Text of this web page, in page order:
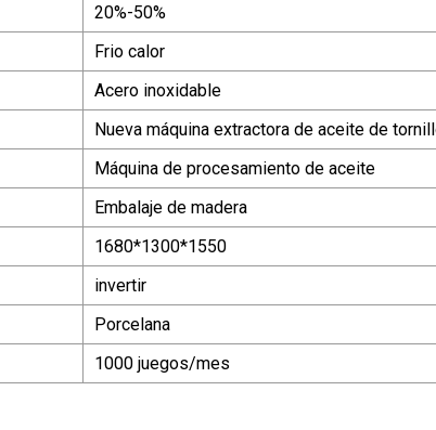
20%-50%
Frio calor
Acero inoxidable
Nueva máquina extractora de aceite de
Máquina de procesamiento de aceite
Embalaje de madera
1680*1300*1550
invertir
Porcelana
1000 juegos/mes